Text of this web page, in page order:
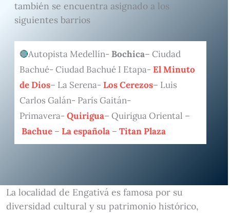
también se encuentra asignado a los
siguientes barrios
Autopista Medellín- Bochica– Ciudad
Bachué- Ciudad Bachué I Etapa- El Minuto
de Dios– La Serena- Los Cerezos– Luis
Carlos Galán- París Gaitán-
Primavera- Quirigua– Quirigua Oriental –
Bachue– La española– Titan Plaza
La localidad de Engativá es famosa por su
diversidad cultural y su patrimonio histórico,